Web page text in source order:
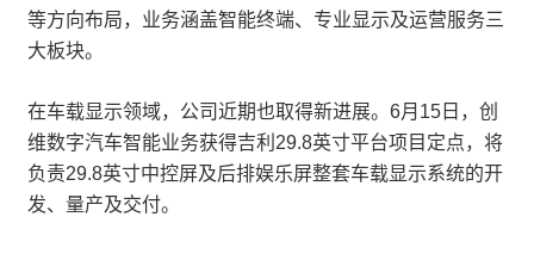
等方向布局，业务涵盖智能终端、专业显示及运营服务三
大板块。
在车载显示领域，公司近期也取得新进展。6月15日，创
维数字汽车智能业务获得吉利29.8英寸平台项目定点，将
负责29.8英寸中控屏及后排娱乐屏整套车载显示系统的开
发、量产及交付。